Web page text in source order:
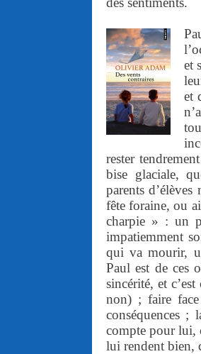
et
et
rester
bise glaciale,
parents
fête foraine, ou
charpie » : un
impatiemment
qui va mourir,
Paul est de ces
sincérité, et
non) ; faire
conséquences
compte pour lui,
lui rendent bien,